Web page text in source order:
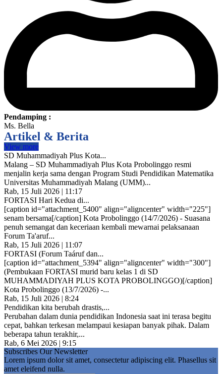
Pendamping :
Ms. Bella
Artikel & Berita
View more
SD Muhammadiyah Plus Kota...
Malang – SD Muhammadiyah Plus Kota Probolinggo resmi
menjalin kerja sama dengan Program Studi Pendidikan Matematika
Universitas Muhammadiyah Malang (UMM)...
Rab, 15 Juli 2026 | 11:17
FORTASI Hari Kedua di...
[caption id="attachment_5400" align="aligncenter" width="225"]
senam bersama[/caption] Kota Probolinggo (14/7/2026) - Suasana
penuh semangat dan keceriaan kembali mewarnai pelaksanaan
Forum Ta'aruf...
Rab, 15 Juli 2026 | 11:07
FORTASI (Forum Taáruf dan...
[caption id="attachment_5394" align="aligncenter" width="300"]
(Pembukaan FORTASI murid baru kelas 1 di SD
MUHAMMADIYAH PLUS KOTA PROBOLINGGO)[/caption]
Kota Probolinggo (13/7/2026) -...
Rab, 15 Juli 2026 | 8:24
Pendidikan kita berubah drastis,...
Perubahan dalam dunia pendidikan Indonesia saat ini terasa begitu
cepat, bahkan terkesan melampaui kesiapan banyak pihak. Dalam
beberapa tahun terakhir,...
Rab, 6 Mei 2026 | 9:15
Subscribes Our Newsletter
Lorem ipsum dolor sit amet, consectetur adipiscing elit. Phasellus sit
amet eleifend nulla.